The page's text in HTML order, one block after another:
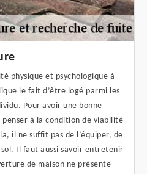
physique et psychologique à
le fait d’être logé parmi les
Pour avoir une bonne
à la condition de viabilité
il ne suffit pas de l’équiper, de
Il faut aussi savoir entretenir
de maison ne présente